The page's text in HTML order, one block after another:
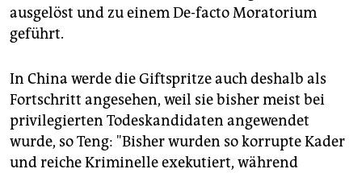
ausgelöst und zu einem De-facto Moratorium
geführt.
In China werde die Giftspritze auch deshalb als
Fortschritt angesehen, weil sie bisher meist bei
privilegierten Todeskandidaten angewendet
wurde, so Teng: "Bisher wurden so korrupte Kader
und reiche Kriminelle exekutiert, während